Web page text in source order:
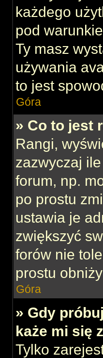
każdego
pod
Ty masz
używania
to jest
Góra
» Co to jest
Rangi,
zazwyczaj
forum, np.
po prostu
ustawia je
zwiększyć
forów nie
prostu
Góra
» Gdy
każe mi się
Tylko